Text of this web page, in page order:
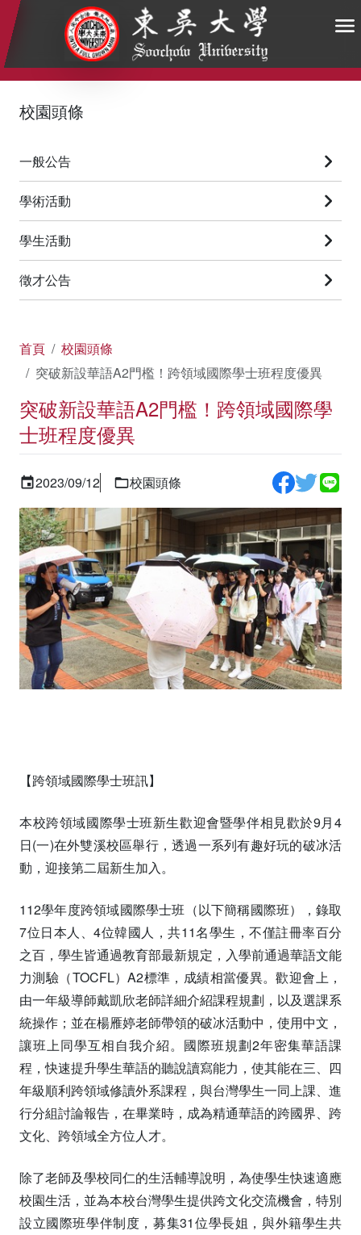
:::
校園頭條
一般公告
學術活動
學生活動
徵才公告
首頁
校園頭條
突破新設華語A2門檻！跨領域國際學士班程度優異
突破新設華語A2門檻！跨領域國際學
士班程度優異
2023/09/12 校園頭條
【跨領域國際學士班訊】
本校跨領域國際學士班新生歡迎會暨學伴相見歡於9月4
日(一)在外雙溪校區舉行，透過一系列有趣好玩的破冰活
動，迎接第二屆新生加入。
112學年度跨領域國際學士班（以下簡稱國際班），錄取
7位日本人、4位韓國人，共11名學生，不僅註冊率百分
之百，學生皆通過教育部最新規定，入學前通過華語文能
力測驗（TOCFL）A2標準，成績相當優異。歡迎會上，
由一年級導師戴凱欣老師詳細介紹課程規劃，以及選課系
統操作；並在楊雁婷老師帶領的破冰活動中，使用中文，
讓班上同學互相自我介紹。國際班規劃2年密集華語課
程，快速提升學生華語的聽說讀寫能力，使其能在三、四
年級順利跨領域修讀外系課程，與台灣學生一同上課、進
行分組討論報告，在畢業時，成為精通華語的跨國界、跨
文化、跨領域全方位人才。
除了老師及學校同仁的生活輔導說明，為使學生快速適應
校園生活，並為本校台灣學生提供跨文化交流機會，特別
設立國際班學伴制度，募集31位學長姐，與外籍學生共